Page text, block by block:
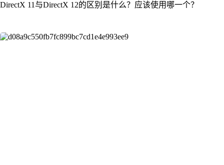
DirectX 11与DirectX 12的区别是什么？应该使用哪一个？